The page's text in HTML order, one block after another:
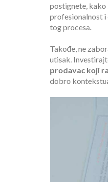
postignete, kako
profesionalnost i
tog procesa.
Takođe, ne
utisak.
prodavac koji
dobro